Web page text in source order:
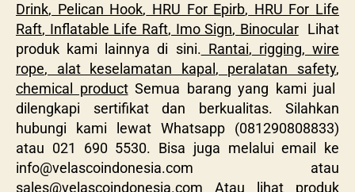
Drink, Pelican Hook, HRU For Epirb, HRU For Life
Raft, Inflatable Life Raft, Imo Sign, BinocularLihat
produk kami lainnya di sini. Rantai, rigging, wire
rope, alat keselamatan kapal , peralatan safety,
chemical productSemua barang yang kami jual
dilengkapi sertifikat dan berkualitas. Silahkan
hubungi kami lewat Whatsapp (081290808833)
atau 021 690 5530. Bisa juga melalui email ke
info@velascoindonesia.com atau
sales@velascoindonesia.com Atau lihat produk